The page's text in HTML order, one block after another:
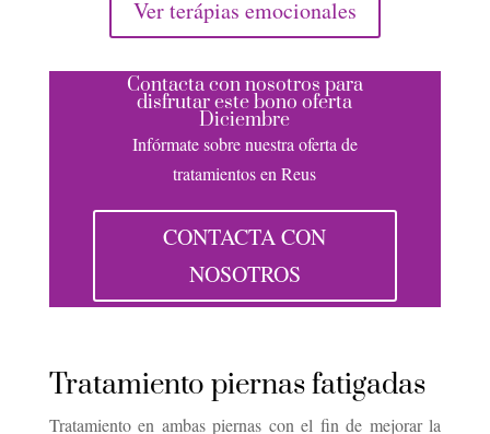
Ver terápias emocionales
Contacta con nosotros para
disfrutar este bono oferta
Diciembre
Infórmate sobre nuestra oferta de
tratamientos en Reus
CONTACTA CON
NOSOTROS
Tratamiento piernas fatigadas
Tratamiento en ambas piernas con el fin de mejorar la